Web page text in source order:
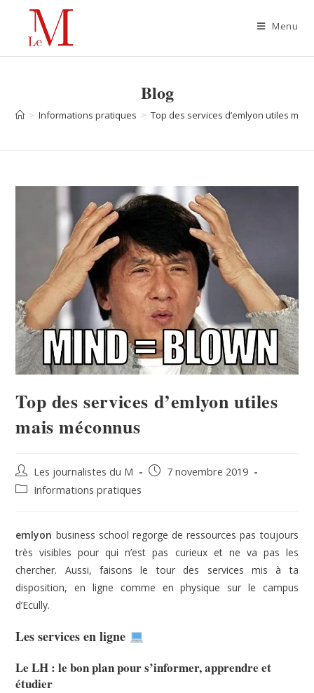
Menu
Blog
> Informations pratiques > Top des services d’emlyon utiles
Top des services d’emlyon utiles
mais méconnus
Les journalistes du M
7 novembre 2019
Informations pratiques
emlyon business school regorge de ressources pas toujours
très visibles pour qui n’est pas curieux et ne va pas les
chercher. Aussi, faisons le tour des services mis à ta
disposition, en ligne comme en physique sur le campus
d’Ecully.
Les services en ligne
Le LH : le bon plan pour s’informer, apprendre et
étudier